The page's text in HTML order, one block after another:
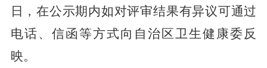
日，在公示期内如对评审结果有异议可通过
电话、信函等方式向自治区卫生健康委反
映。